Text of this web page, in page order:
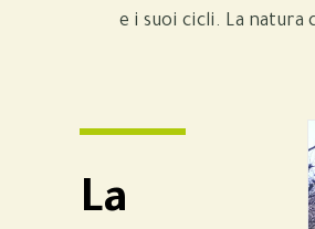
e i suoi cicli. La natura
La